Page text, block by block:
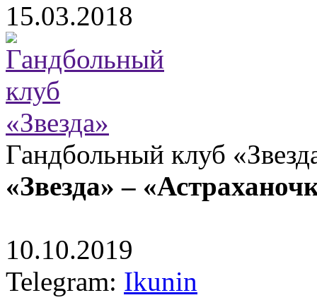
15.03.2018
Гандбольный клуб
«Звезда» –
10.10.2019
Telegram: Ikunin